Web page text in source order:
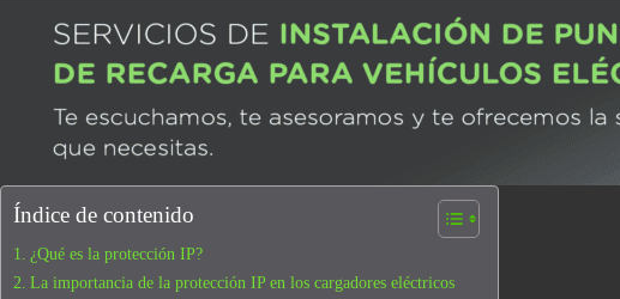
Índice de contenido
¿Qué es la protección IP?
La importancia de la protección IP en los cargadores eléctricos